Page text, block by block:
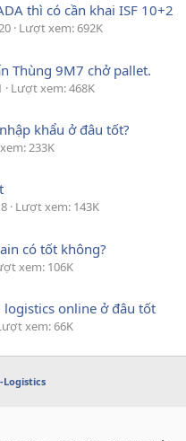
thì có cần khai ISF 10+2
Lượt xem: 692K
Thùng 9M7 chở pallet.
Lượt xem: 468K
khẩu ở đâu tốt?
233K
Lượt xem: 143K
có tốt không?
xem: 106K
logistics online ở đâu tốt
xem: 66K